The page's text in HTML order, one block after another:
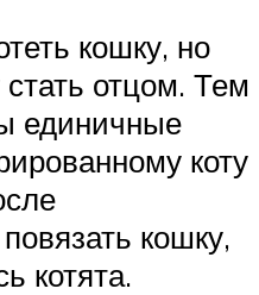
кошку, но
отцом. Тем
единичные
коту
кошку,
котята.